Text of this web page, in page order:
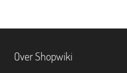
Over Shopwiki